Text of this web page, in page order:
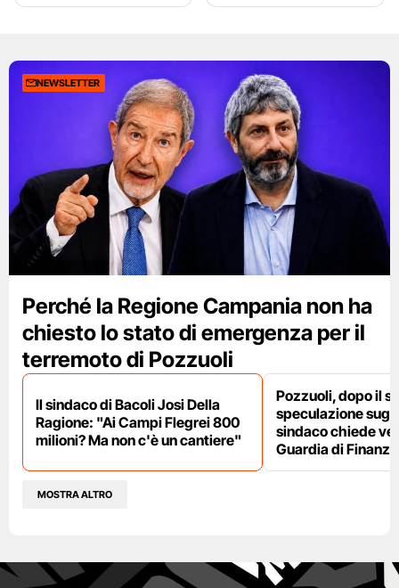
NEWSLETTER
Perché la Regione Campania non ha
chiesto lo stato di emergenza per il
terremoto di Pozzuoli
Il sindaco di Bacoli Josi Della
Ragione: "Ai Campi Flegrei 800
milioni? Ma non c'è un cantiere"
Pozzuoli, dopo il
speculazione
sindaco chiede
Guardia di Finanza
MOSTRA ALTRO